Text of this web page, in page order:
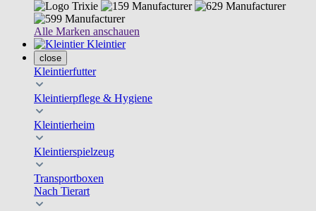
Alle Marken anschauen
Kleintier
close
Kleintierfutter
Kleintierpflege & Hygiene
Kleintierheim
Kleintierspielzeug
Transportboxen
Nach Tierart